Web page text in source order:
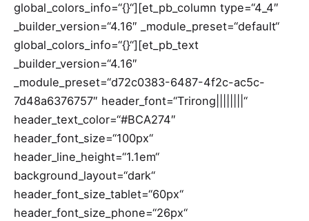
global_colors_info=“{}“][et_pb_column type=“4_4″
_builder_version=“4.16″ _module_preset=“default“
global_colors_info=“{}“][et_pb_text
_builder_version=“4.16″
_module_preset=“d72c0383-6487-4f2c-ac5c-
7d48a6376757″ header_font=“Trirong||||||||“
header_text_color=“#BCA274″
header_font_size=“100px“
header_line_height=“1.1em“
background_layout=“dark“
header_font_size_tablet=“60px“
header_font_size_phone=“26px“